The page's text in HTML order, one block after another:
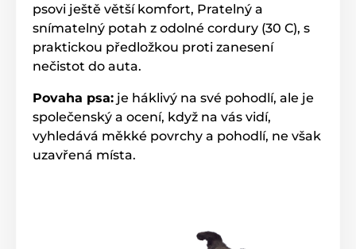
psovi ještě větší komfort, Pratelný a
snímatelný potah z odolné cordury (30 C), s
praktickou předložkou proti zanesení
nečistot do auta.
Povaha psa: je háklivý na své pohodlí, ale je
společenský a ocení, když na vás vidí,
vyhledává měkké povrchy a pohodlí, ne však
uzavřená místa.